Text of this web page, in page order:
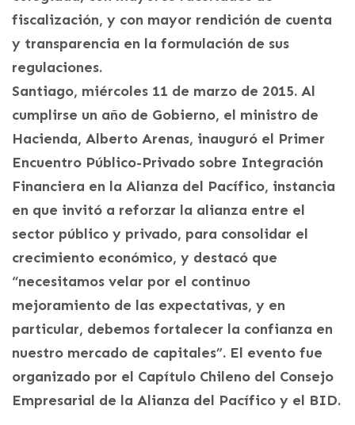
fiscalización, y con mayor rendición de cuenta
y transparencia en la formulación de sus
regulaciones.
Santiago, miércoles 11 de marzo de 2015. Al
cumplirse un año de Gobierno, el ministro de
Hacienda, Alberto Arenas, inauguró el Primer
Encuentro Público-Privado sobre Integración
Financiera en la Alianza del Pacífico, instancia
en que invitó a reforzar la alianza entre el
sector público y privado, para consolidar el
crecimiento económico, y destacó que
“necesitamos velar por el continuo
mejoramiento de las expectativas, y en
particular, debemos fortalecer la confianza en
nuestro mercado de capitales”. El evento fue
organizado por el Capítulo Chileno del Consejo
Empresarial de la Alianza del Pacífico y el BID.